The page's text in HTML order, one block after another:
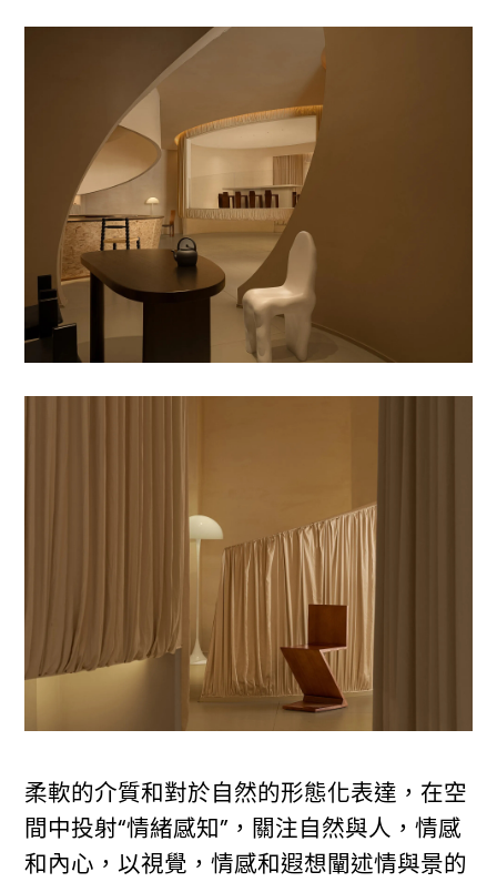
柔軟的介質和對於自然的形態化表達，在空
間中投射“情緒感知”，關注自然與人，情感
和內心，以視覺，情感和遐想闡述情與景的